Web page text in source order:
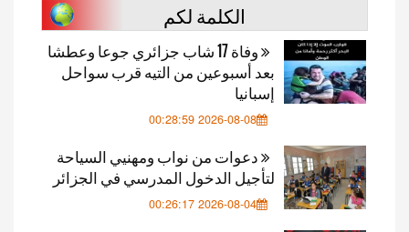
الكلمة لكم
وفاة 17 شاب جزائري جوعا وعطشا
بعد أسبوعين من التيه قرب سواحل
إسبانيا
2026-08-08 00:28:59
دعوات من نواب ومهنيي السياحة
لتأجيل الدخول المدرسي في الجزائر
2026-08-04 00:26:17